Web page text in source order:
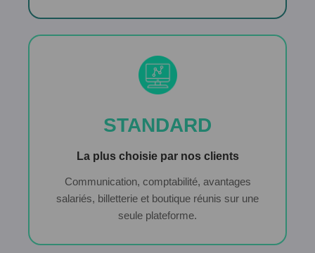
STANDARD
La plus choisie par nos clients
Communication, comptabilité, avantages
salariés, billetterie et boutique réunis sur une
seule plateforme.